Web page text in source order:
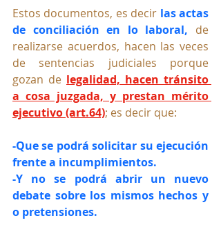
Estos documentos, es decir las actas
de conciliación en lo laboral, de
realizarse acuerdos, hacen las veces
de sentencias judiciales porque
gozan de legalidad, hacen tránsito
a cosa juzgada, y prestan mérito
ejecutivo (art.64); es decir que:
-Que se podrá solicitar su ejecución
frente a incumplimientos.
-Y no se podrá abrir un nuevo
debate sobre los mismos hechos y
o pretensiones.